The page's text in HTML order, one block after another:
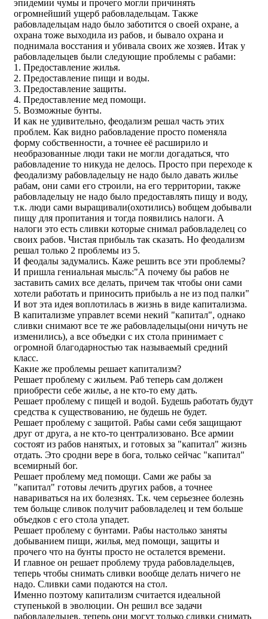
эпидемии чумы и прочего могли причинять
огромнейший ущерб рабовладельцам. Также
рабовладельцам надо было заботится о своей охране, а
охрана тоже выходила из рабов, и бывало охрана и
поднимала восстания и убивала своих же хозяев. Итак у
рабовладельцев были следующие проблемы с рабами:
1. Предоставление жилья.
2. Предоставление пищи и воды.
3. Предоставление защиты.
4. Предоставление мед помощи.
5. Возможные бунты.
И как не удивительно, феодализм решал часть этих
проблем. Как видно рабовладение просто поменяла
форму собственности, а точнее её расширило и
необразованные люди таки не могли догадаться, что
рабовладение то никуда не делось. Просто при переходе к
феодализму рабовладельцу не надо было давать жилье
рабам, они сами его строили, на его территории, также
рабовладельцу не надо было предоставлять пищу и воду,
т.к. люди сами выращивали(охотились) вобщем добывали
пищу для пропитания и тогда появились налоги. А
налоги это есть сливки которые снимал рабовладелец со
своих рабов. Чистая прибыль так сказать. Но феодализм
решал только 2 проблемы из 5.
И феодалы задумались. Каже решить все эти проблемы?
И пришла гениальная мысль:"А почему бы рабов не
заставить самих все делать, причем так чтобы они сами
хотели работать и приносить прибыль а не из под палки"
И вот эта идея воплотилась в жизнь в виде капитализма.
В капитализме управлет всеми некий "капитал", однако
сливки снимают все те же рабовладельцы(они ничуть не
изменились), а все объедки с их стола принимает с
огромной благодарностью так называемый средний
класс.
Какие же проблемы решает капитализм?
Решает проблему с жильем. Раб теперь сам должен
приобрести себе жилье, а не кто-то ему дать.
Решает проблему с пищей и водой. Будешь работать будут
средства к существованию, не будешь не будет.
Решает проблему с защитой. Рабы сами себя защищают
друг от друга, а не кто-то централизовано. Все армии
состоят из рабов нанятых, и готовых за "капитал" жизнь
отдать. Это сродни вере в бога, только сейчас "капитал"
всемирный бог.
Решает проблему мед помощи. Сами же рабы за
"капитал" готовы лечить других рабов, а точнее
навариваться на их болезнях. Т.к. чем серьезнее болезнь
тем больще сливок получит рабовладелец и тем больше
объедков с его стола упадет.
Решает проблему с бунтами. Рабы настолько заняты
добыванием пищи, жилья, мед помощи, защиты и
прочего что на бунты просто не осталется времени.
И главное он решает проблему труда рабовладельцев,
теперь чтобы снимать сливки вообще делать ничего не
надо. Сливки сами подаются на стол.
Именно поэтому капитализм считается идеальной
ступенькой в эволюции. Он решил все задачи
рабовладельцев, теперь они могут только сливки снимать